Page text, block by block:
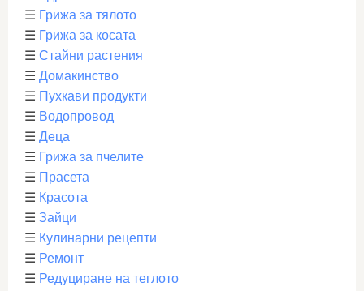
☰ Грижа за тялото
☰ Грижа за косата
☰ Стайни растения
☰ Домакинство
☰ Пухкави продукти
☰ Водопровод
☰ Деца
☰ Грижа за пчелите
☰ Прасета
☰ Красота
☰ Зайци
☰ Кулинарни рецепти
☰ Ремонт
☰ Редуциране на теглото